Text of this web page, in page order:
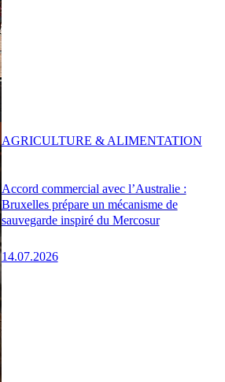
Accord commercial avec l’Australie :
Bruxelles prépare un mécanisme de
sauvegarde inspiré du Mercosur
14.07.2026
AGRICULTURE & ALIMENTATION